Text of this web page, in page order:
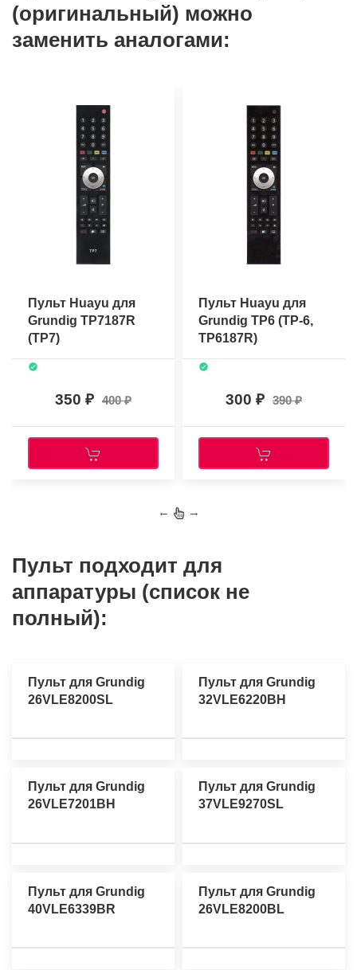
(оригинальный) можно
заменить аналогами:
Пульт Huayu для
Grundig TP7187R
(TP7)
350 400
Пульт Huayu для
Grundig TP6 (TP-6,
TP6187R)
300 390
← →
Пульт подходит для
аппаратуры (список не
полный):
Пульт для Grundig
26VLE8200SL
Пульт для Grundig
32VLE6220BH
Пульт для Grundig
26VLE7201BH
Пульт для Grundig
37VLE9270SL
Пульт для Grundig
40VLE6339BR
Пульт для Grundig
26VLE8200BL